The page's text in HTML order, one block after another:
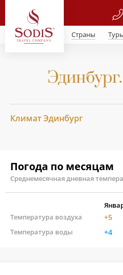
Страны
Климат Эдинбург
Погода по месяцам
Среднемесячная дневная
Температура воздуха
+5
Температура воды +4